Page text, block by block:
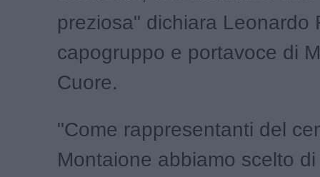
preziosa" dichiara Leonardo
capogruppo e portavoce di
Cuore.
"Come rappresentanti del
Montaione abbiamo scelto